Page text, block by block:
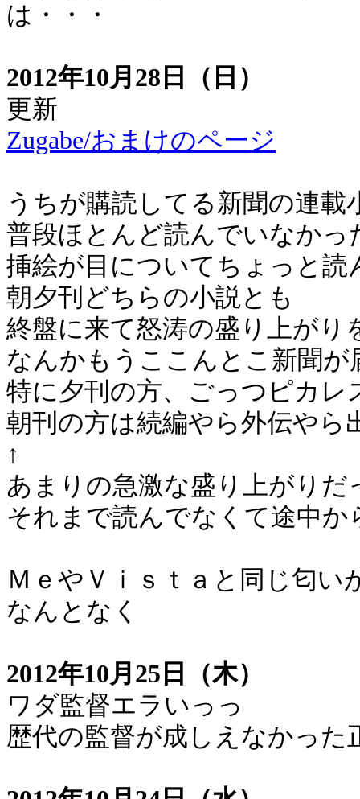
は・・・
2012年10月28日（日）
更新
Zugabe/おまけのページ
うちが購読してる新聞の連載
普段ほとんど読んでいなかっ
挿絵が目についてちょっと読
朝夕刊どちらの小説とも
終盤に来て怒涛の盛り上がり
なんかもうここんとこ新聞
特に夕刊の方、ごっつピカレ
朝刊の方は続編やら外伝やら
↑
あまりの急激な盛り上がりだ
それまで読んでなくて途中
ＭｅやＶｉｓｔａと同じ匂い
なんとなく
2012年10月25日（木）
ワダ監督エラいっっ
歴代の監督が成しえなかった